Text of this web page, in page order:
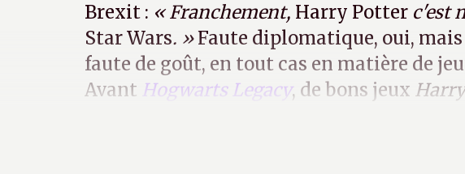
Brexit : « Franchement, Harry Potter c'est
Star Wars. »Faute diplomatique, oui,
faute de goût, en tout cas en matière de
Avant Hogwarts Legacy, de bons jeux